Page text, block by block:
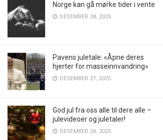
Norge kan gå mørke tider i vente
DESEMBER 28, 2025
Pavens juletale: «Åpne deres
hjerter for masseinnvandring»
DESEMBER 27, 2025
God jul fra oss alle til dere alle –
julevideoer og juletaler!
DESEMBER 24, 2025